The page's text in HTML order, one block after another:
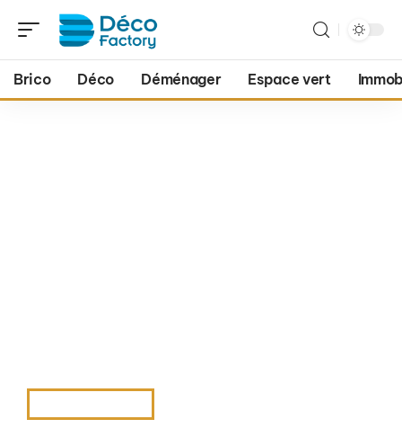
Brico Déco Déménager Espace vert